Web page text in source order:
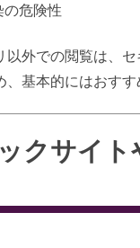
の危険性
以外での閲覧は、
基本的にはおすす
クサイト